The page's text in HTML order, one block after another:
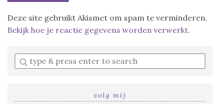
Deze site gebruikt Akismet om spam te verminderen.
Bekijk hoe je reactie gegevens worden verwerkt.
Enter
a
volg mij